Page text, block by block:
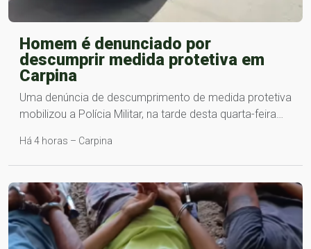
Homem é denunciado por
descumprir medida protetiva em
Carpina
Uma denúncia de descumprimento de medida protetiva
mobilizou a Polícia Militar, na tarde desta quarta-feira…
Há 4 horas – Carpina